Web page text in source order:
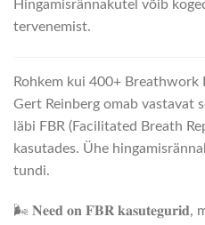
Hingamisrännakutel võib
tervenemist.
Rohkem kui 400+
Gert Reinberg omab vastavat
läbi FBR (Facilitated Breath
kasutades. Ühe
tundi.
🌬️ 𝐍𝐞𝐞𝐝 𝐨𝐧 𝐅𝐁𝐑 𝐤𝐚𝐬𝐮𝐭𝐞𝐠𝐮𝐫𝐢𝐝,